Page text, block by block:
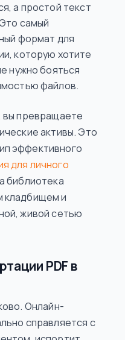
а простой текст
самый
формат для
которую хотите
нужно бояться
файлов.
превращаете
активы. Это
эффективного
для личного
библиотека
кладбищем и
живой сетью
PDF в
Онлайн-
справляется с